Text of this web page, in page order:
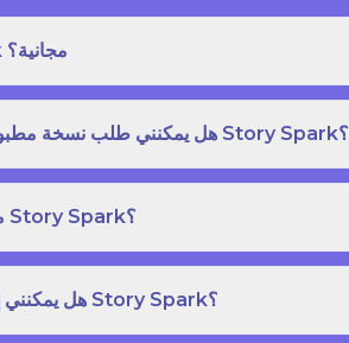
هل قراءة مكتبة مجتمع Story Spark مجانية؟
هل يمكنني طلب نسخة مطبوعة بغلاف مقوى من كتاب قصص على Story Spark؟
من ينشئ كتب قصص في مكتبة مجتمع Story Spark؟
هل يمكنني إنشاء ونشر كتاب قصص خاص بي على Story Spark؟